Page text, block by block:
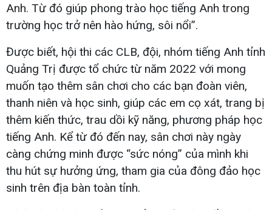
Anh. Từ đó giúp phong trào học tiếng Anh trong
trường học trở nên hào hứng, sôi nổi”.
Được biết, hội thi các CLB, đội, nhóm tiếng Anh tỉnh
Quảng Trị được tổ chức từ năm 2022 với mong
muốn tạo thêm sân chơi cho các bạn đoàn viên,
thanh niên và học sinh, giúp các em cọ xát, trang bị
thêm kiến thức, trau dồi kỹ năng, phương pháp học
tiếng Anh. Kể từ đó đến nay, sân chơi này ngày
càng chứng minh được “sức nóng” của mình khi
thu hút sự hưởng ứng, tham gia của đông đảo học
sinh trên địa bàn toàn tỉnh.